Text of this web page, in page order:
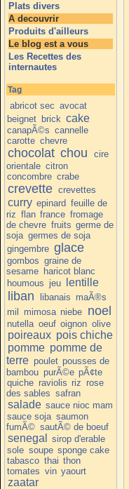
Plats divers
A decouvrir
Produits d'ailleurs
Le blog est a vous
Les Recettes des
internautes
Tag
abricot sec avocat
beignet brick cake
canapÃ©s cannelle
carotte chevre
chocolat chou
cire
orientale citron
concombre crabe
crevette crevettes
curry epinard feuille de
riz flan france fromage
de chevre fruits germe de
soja germes de soja
gingembre glace
gombos graine de
sesame haricot blanc
houmous jeu lentille
liban libanais maÃ®s
mil mimosa niebe noel
nutella oeuf oignon olive
poireaux pois chiche
pomme pomme de
terre poulet pousses de
bambou purÃ©e pÃ¢te
quiche raviolis riz rose
des sables safran
salade sauce nioc mam
sauce soja saumon
fumÃ© sautÃ© de boeuf
senegal
sirop d'erable
sole soupe sponge cake
tabasco thai thon
tomates vin yaourt
zaatar